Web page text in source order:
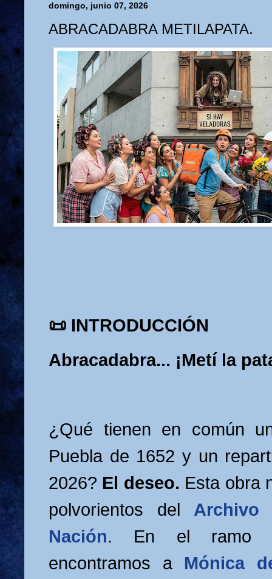
domingo, junio 07, 2026
ABRACADABRA METILAPATA.
📜 INTRODUCCIÓN
Abracadabra... ¡Metí la
¿Qué tienen en común
Puebla de 1652 y un
2026? El deseo. Esta obra
polvorientos del Archivo
Nación. En el
encontramos a Mónica